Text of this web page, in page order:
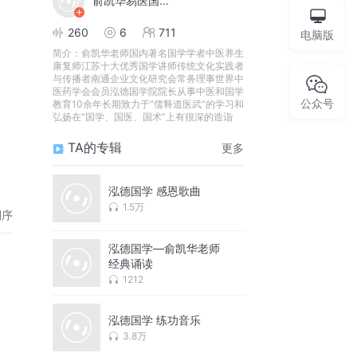
260 6 711
简介： 俞凯华老师国内著名国学学者中医养生
康复师江苏十大优秀国学讲师传统文化实践者
与传播者南通企业文化研究会常务理事世界中
医药学会会员泓德国学院院长从事中医和国学
教育10余年长期致力于“儒释道医武”的学习和
弘扬在“国学、国医、国术”上有很深的造诣
TA的专辑 更多
泓德国学 感恩歌曲
1.5万
泓德国学—俞凯华老师
经典诵读
1212
泓德国学 练功音乐
3.8万
电脑版
公众号